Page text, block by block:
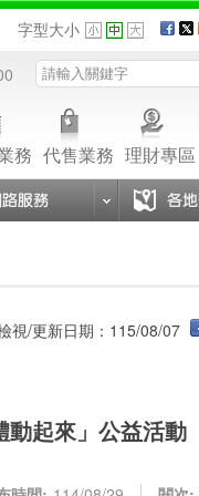
字型大小
務 代售業務 理財專區
視/更新日期：115/08/07
動起來」公益活動